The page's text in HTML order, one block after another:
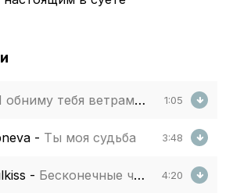
тебя ветрами горными 1:05
- Ты моя судьба 3:48
- Бесконечные чувства 4:20